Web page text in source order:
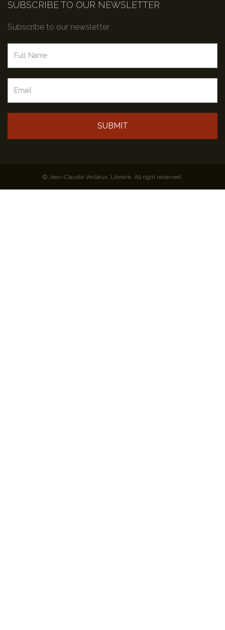
SUBSCRIBE TO OUR NEWSLETTER
Subscribe to our newsletter
SUBMIT
© Jean-Claude Veilleux, Libraire. All right reserved.